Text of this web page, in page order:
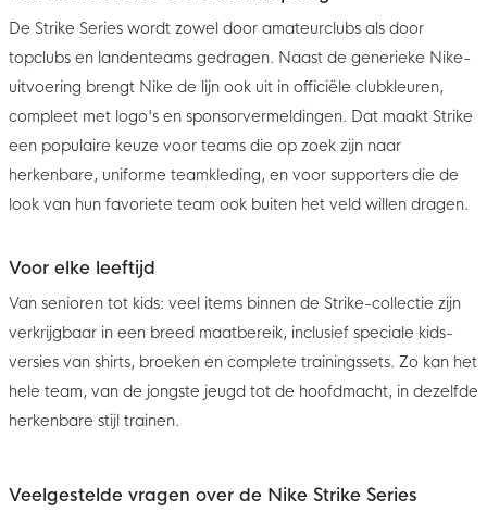
De Strike Series wordt zowel door amateurclubs als door
topclubs en landenteams gedragen. Naast de generieke Nike-
uitvoering brengt Nike de lijn ook uit in officiële clubkleuren,
compleet met logo's en sponsorvermeldingen. Dat maakt Strike
een populaire keuze voor teams die op zoek zijn naar
herkenbare, uniforme teamkleding, en voor supporters die de
look van hun favoriete team ook buiten het veld willen dragen.
Voor elke leeftijd
Van senioren tot kids: veel items binnen de Strike-collectie zijn
verkrijgbaar in een breed maatbereik, inclusief speciale kids-
versies van shirts, broeken en complete trainingssets. Zo kan het
hele team, van de jongste jeugd tot de hoofdmacht, in dezelfde
herkenbare stijl trainen.
Veelgestelde vragen over de Nike Strike Series